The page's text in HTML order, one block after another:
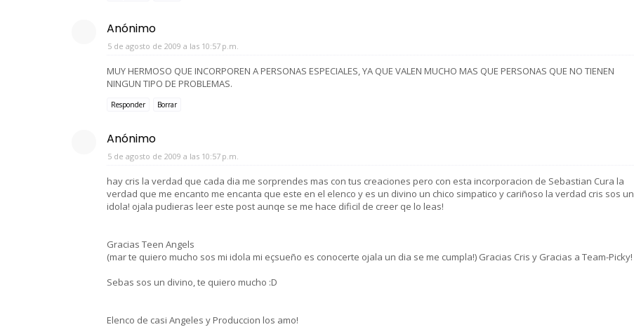
Anónimo
5 de agosto de 2009 a las 10:57 p.m.
MUY HERMOSO QUE INCORPOREN A PERSONAS ESPECIALES, YA QUE VALEN MUCHO MAS QUE PERSONAS QUE NO TIENEN
NINGUN TIPO DE PROBLEMAS.
Responder Borrar
Anónimo
5 de agosto de 2009 a las 10:57 p.m.
hay cris la verdad que cada dia me sorprendes mas con tus creaciones pero con esta incorporacion de Sebastian Cura la
verdad que me encanto me encanta que este en el elenco y es un divino un chico simpatico y cariñoso la verdad cris sos un
idola! ojala pudieras leer este post aunqe se me hace dificil de creer qe lo leas!
Gracias Teen Angels
(mar te quiero mucho sos mi idola mi eçsueño es conocerte ojala un dia se me cumpla!) Gracias Cris y Gracias a Team-Picky!
Sebas sos un divino, te quiero mucho :D
Elenco de casi Angeles y Produccion los amo!